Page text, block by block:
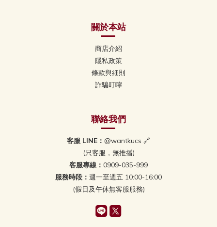
關於本站
商店介紹
隱私政策
條款與細則
詐騙叮嚀
聯絡我們
客服 LINE： @wantkucs 🔗
(只客服，無推播)
客服專線： 0909-035-999
服務時段： 週一至週五 10:00-16:00
(假日及午休無客服服務)